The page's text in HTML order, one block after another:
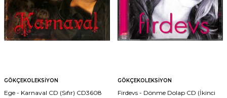
GÖKÇEKOLEKSIYON
Ege - Karnaval CD (Sıfır) CD3608
GÖKÇEKOLEKSIYON
Firdevs - Dönme Dolap CD (İkinci